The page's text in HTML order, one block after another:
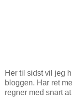
Her til sidst vil jeg
bloggen. Har ret
regner med snart